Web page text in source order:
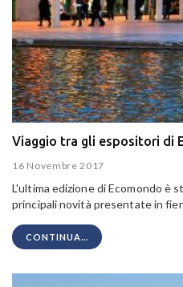
Viaggio tra gli espositori di
16 Novembre 2017
L'ultima edizione di Ecomondo è
principali novità presentate in
CONTINUA...